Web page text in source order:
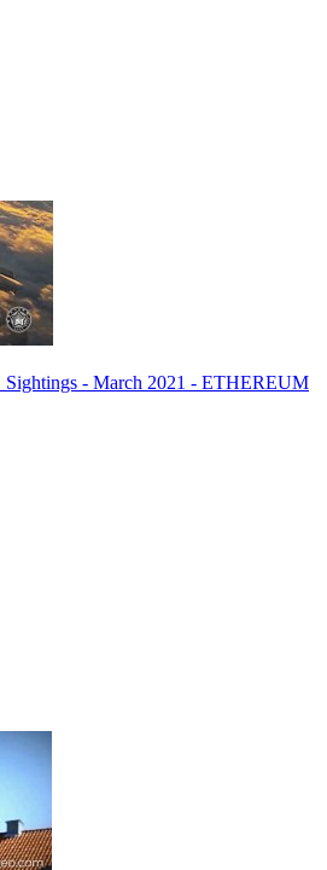
- March 2021 - ETHEREUM